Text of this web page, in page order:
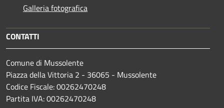
Galleria fotografica
CONTATTI
Comune di Mussolente
Piazza della Vittoria 2 - 36065 - Mussolente
Codice Fiscale: 00262470248
Partita IVA: 00262470248